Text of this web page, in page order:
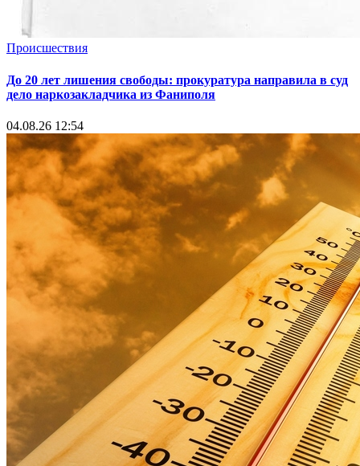
Происшествия
До 20 лет лишения свободы: прокуратура направила в суд
дело наркозакладчика из Фаниполя
04.08.26 12:54